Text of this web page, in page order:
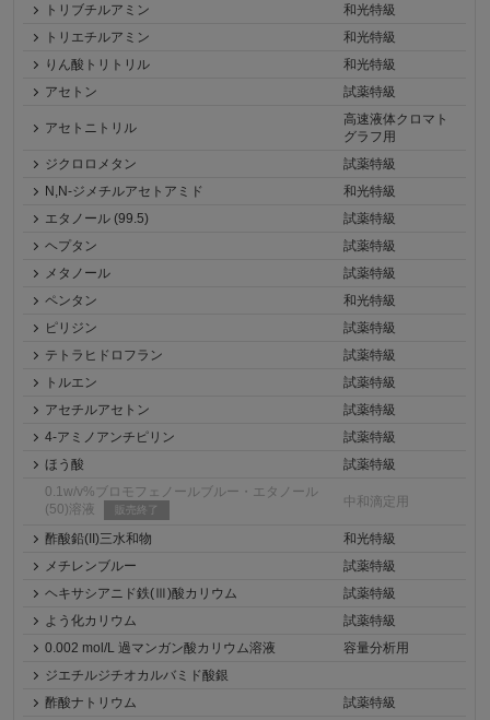
トリブチルアミン
和光特級
トリエチルアミン
和光特級
りん酸トリトリル
和光特級
アセトン
試薬特級
アセトニトリル
高速液体クロマト
グラフ用
ジクロロメタン
試薬特級
N,N-ジメチルアセトアミド
和光特級
エタノール (99.5)
試薬特級
ヘプタン
試薬特級
メタノール
試薬特級
ペンタン
和光特級
ピリジン
試薬特級
テトラヒドロフラン
試薬特級
トルエン
試薬特級
アセチルアセトン
試薬特級
4-アミノアンチピリン
試薬特級
ほう酸
試薬特級
0.1w/v%ブロモフェノールブルー・エタノール
(50)溶液
販売終了
中和滴定用
酢酸鉛(II)三水和物
和光特級
メチレンブルー
試薬特級
ヘキサシアニド鉄(Ⅲ)酸カリウム
試薬特級
よう化カリウム
試薬特級
0.002 mol/L 過マンガン酸カリウム溶液
容量分析用
ジエチルジチオカルバミド酸銀
酢酸ナトリウム
試薬特級